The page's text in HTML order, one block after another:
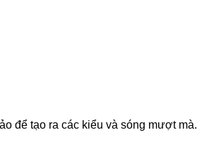
để tạo ra các kiểu và sóng mượt mà.